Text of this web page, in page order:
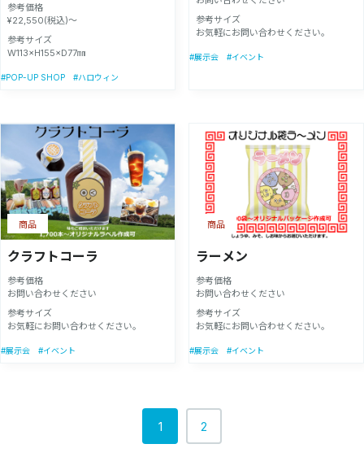
参考価格
¥22,550(税込)～
参考サイズ
W113×H155×D77㎜
#POP-UP SHOP #ハロウィン
参考サイズ
お気軽にお問い合わせください。
#展示会 #イベント
クラフトコーラ
参考価格
お問い合わせください
参考サイズ
お気軽にお問い合わせください。
商品
#展示会 #イベント
ラーメン
参考価格
お問い合わせください
参考サイズ
お気軽にお問い合わせください。
商品
#展示会 #イベント
1 2